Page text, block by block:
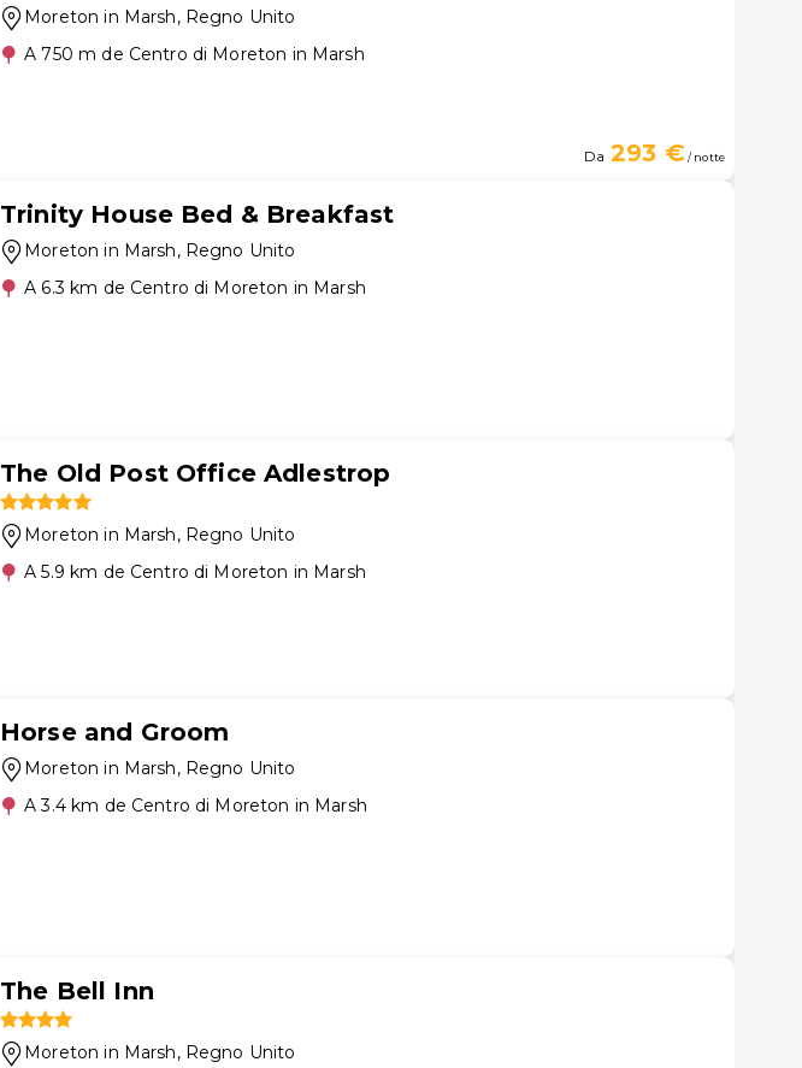
Moreton in Marsh, Regno Unito
A 750 m de Centro di Moreton in Marsh
Da 293 €/ notte
Trinity House Bed & Breakfast
Moreton in Marsh, Regno Unito
A 6.3 km de Centro di Moreton in Marsh
The Old Post Office Adlestrop
Moreton in Marsh, Regno Unito
A 5.9 km de Centro di Moreton in Marsh
Horse and Groom
Moreton in Marsh, Regno Unito
A 3.4 km de Centro di Moreton in Marsh
The Bell Inn
Moreton in Marsh, Regno Unito